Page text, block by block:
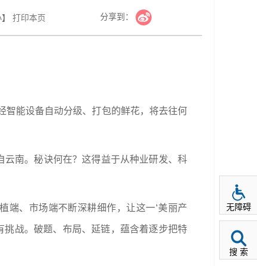
】 打印本页 分享到：
智能设备自动分级、打包的鲜花，将去往何
云南。秘诀何在？这得益于从种业研发、科
端、市场端不断深耕细作，让这一‘美丽产
挑战。破题、布局、延链，蕴含着逐步把特
无障碍
搜 索